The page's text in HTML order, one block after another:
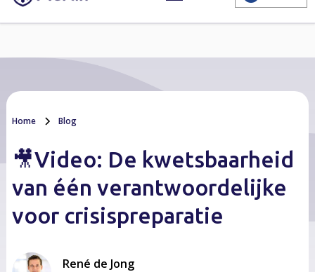
Home Blog
🎥Video: De kwetsbaarheid
van één verantwoordelijke
voor crisispreparatie
René de Jong